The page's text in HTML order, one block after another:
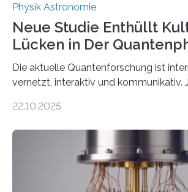
Physik Astronomie
Neue Studie Enthüllt
Lücken in Der
Die aktuelle Quantenforschung ist
vernetzt, interaktiv und kommunikativ.
oft von Autor*innen, die eng
werden schnell weiterentwickelt. Dies
der Forschung der Quantentheorie, die
Jahre alt geworden ist, weshalb die
22.10.2025